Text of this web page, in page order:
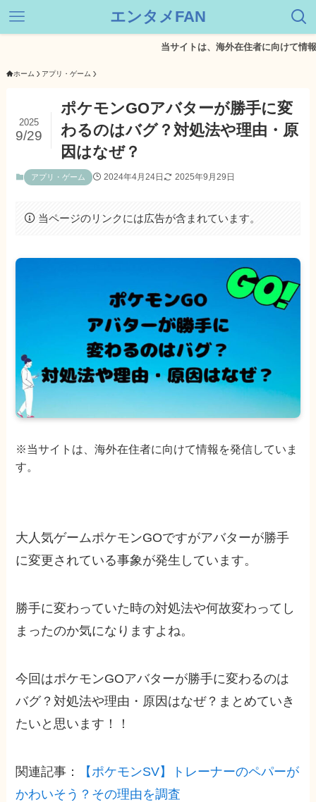
エンタメFAN
当サイトは、海外在住者に向けて情報を発信
ホーム アプリ・ゲーム
ポケモンGOアバターが勝手に変
わるのはバグ？対処法や理由・原
因はなぜ？
2025
9/29
アプリ・ゲーム 2024年4月24日 2025年9月29日
当ページのリンクには広告が含まれています。
※当サイトは、海外在住者に向けて情報を発信していま
す。
大人気ゲームポケモンGOですがアバターが勝手
に変更されている事象が発生しています。
勝手に変わっていた時の対処法や何故変わってし
まったのか気になりますよね。
今回はポケモンGOアバターが勝手に変わるのは
バグ？対処法や理由・原因はなぜ？まとめていき
たいと思います！！
関連記事：
【ポケモンSV】トレーナーのペパーが
かわいそう？その理由を調査